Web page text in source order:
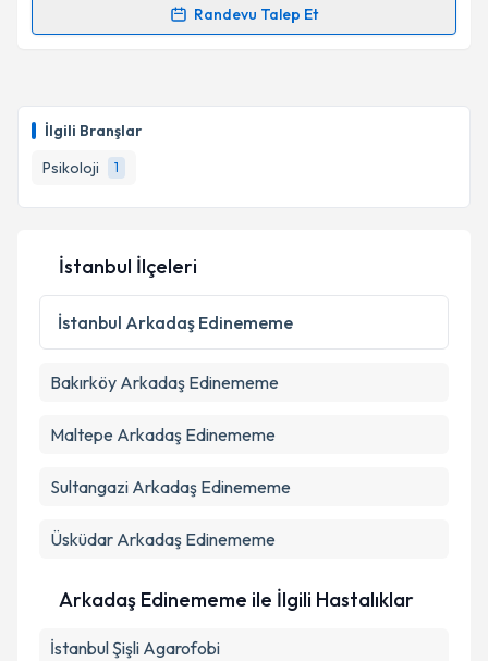
İlgili Branşlar
Psikoloji
1
Randevu Talep Et
Randevu Takvimi Talebi
takvim hazırlandığında e-posta ile bilgilendireceğiz.
E-posta Adresiniz
Kişisel verilerimin işlenmesine ilişkinAydınlatma
Metni
'ni okudum ve kişisel verilerimin belirtilen
kapsamda işlenmesini kabul ediyorum.
İstanbul İlçeleri
İstanbul Arkadaş Edinememe
Bakırköy Arkadaş Edinememe
Maltepe Arkadaş Edinememe
Sultangazi Arkadaş Edinememe
Üsküdar Arkadaş Edinememe
Arkadaş Edinememe ile İlgili Hastalıklar
İstanbul Şişli Agarofobi